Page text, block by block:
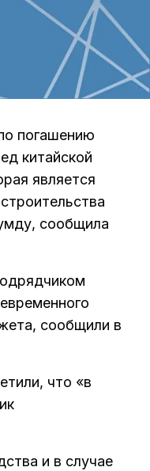
погашению
китайской
является
сообщила
сообщили в
что «в
и в случае